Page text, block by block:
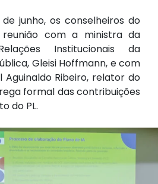
de junho, os conselheiros do
reunião com a ministra da
Institucionais da
Gleisi Hoffmann, e com
Ribeiro, relator do
formal das contribuições
do PL.